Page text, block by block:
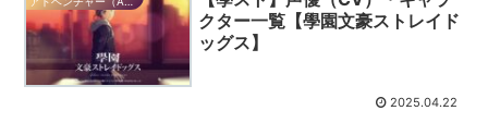
クター一覧【學園文豪ストレイド
ッグス】
2025.04.22